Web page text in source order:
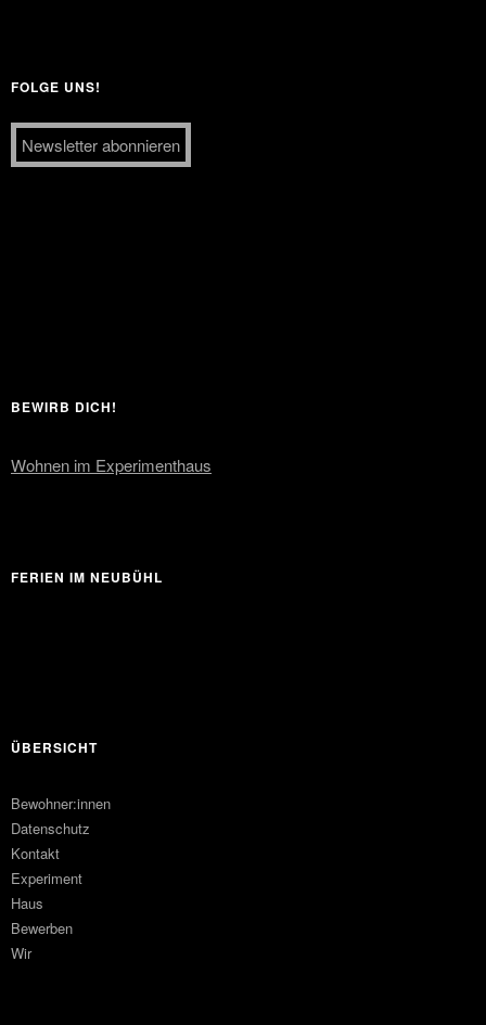
FOLGE UNS!
Newsletter abonnieren
BEWIRB DICH!
Wohnen im Experimenthaus
FERIEN IM NEUBÜHL
ÜBERSICHT
Bewohner:innen
Datenschutz
Kontakt
Experiment
Haus
Bewerben
Wir